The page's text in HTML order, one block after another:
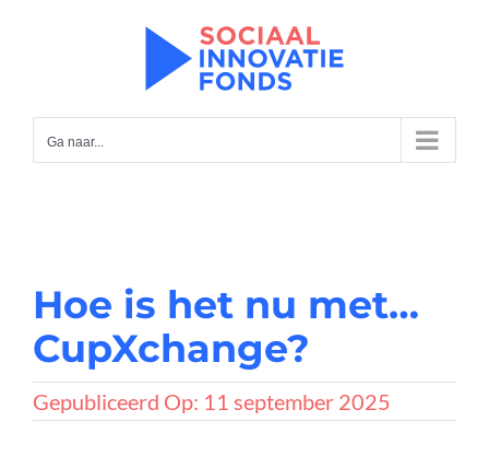
Ga naar...
Hoe is het nu met…
CupXchange?
Gepubliceerd Op: 11 september 2025